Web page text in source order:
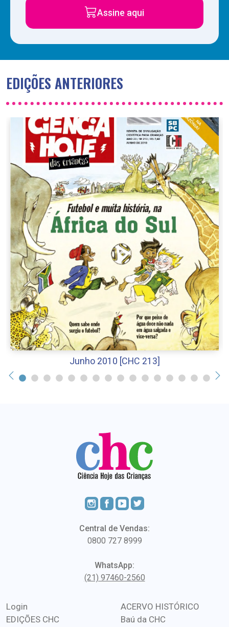
Assine aqui
EDIÇÕES ANTERIORES
Junho 2010 [CHC 213]
Central de Vendas:
0800 727 8999
WhatsApp:
(21) 97460-2560
Login
EDIÇÕES CHC
ACERVO HISTÓRICO
Baú da CHC